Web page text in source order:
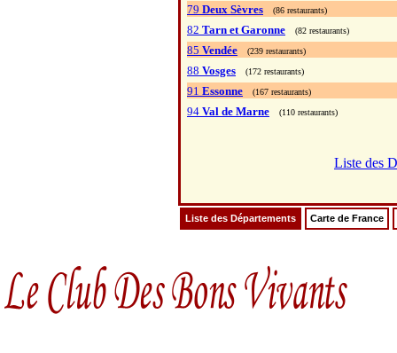
79 Deux Sèvres (86 restaurants)
82 Tarn et Garonne (82 restaurants)
85 Vendée (239 restaurants)
88 Vosges (172 restaurants)
91 Essonne (167 restaurants)
94 Val de Marne (110 restaurants)
Liste des
Liste des Départements Carte de France